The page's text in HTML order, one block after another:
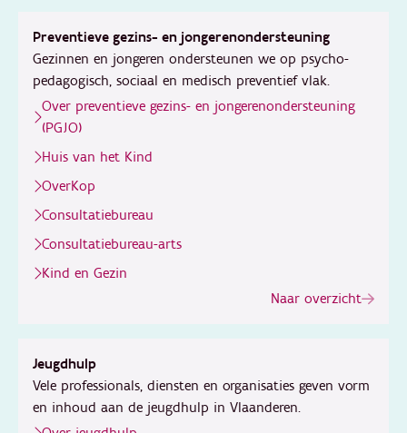
Preventieve gezins- en jongerenondersteuning
Gezinnen en jongeren ondersteunen we op psycho-
pedagogisch, sociaal en medisch preventief vlak.
Over preventieve gezins- en jongerenondersteuning
(PGJO)
Huis van het Kind
OverKop
Consultatiebureau
Consultatiebureau-arts
Kind en Gezin
Naar overzicht
Jeugdhulp
Vele professionals, diensten en organisaties geven vorm
en inhoud aan de jeugdhulp in Vlaanderen.